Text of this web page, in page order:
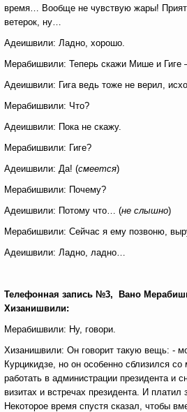
время… Вообще не чувствую жары!
ветерок, ну…
Адеишвили: Ладно, хорошо.
Мерабишвили: Теперь скажи Мише и Гиге
Адеишвили: Гига ведь тоже не верил,
Мерабишвили: Что?
Адеишвили: Пока не скажу.
Мерабишвили: Гиге?
Адеишвили: Да! (смеется)
Мерабишвили: Почему?
Адеишвили: Потому что… (не слышно)
Мерабишвили: Сейчас я ему позвоню,
Адеишвили: Ладно, ладно…
Телефонная запись №3, Вано
Хизанишвили:
Мерабишвили: Ну, говори.
Хизанишвили: Он говорит такую вещь: -
Курцикидзе, но он особенно сблизился со
работать в администрации президента и
визитах и встречах президента. И
Некоторое время спустя сказал, чтобы